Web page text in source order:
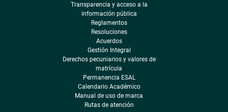
Transparencia y acceso a la
información pública
Reglamentos
Resoluciones
Acuerdos
Gestión Integral
Derechos pecuniarios y valores de
matrícula
Permanencia ESAL
Calendario Académico
Manual de uso de marca
Rutas de atención